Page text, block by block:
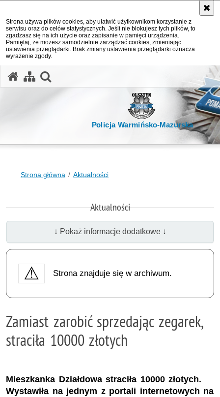
Strona używa plików cookies, aby ułatwić użytkownikom korzystanie z
serwisu oraz do celów statystycznych. Jeśli nie blokujesz tych plików, to
zgadzasz się na ich użycie oraz zapisanie w pamięci urządzenia.
Pamiętaj, że możesz samodzielnie zarządzać cookies, zmieniając
ustawienia przeglądarki. Brak zmiany ustawienia przeglądarki oznacza
wyrażenie zgody.
Policja Warmińsko-Mazurska
Strona główna Aktualności
Aktualności
↓ Pokaż informacje dodatkowe ↓
Strona znajduje się w archiwum.
Zamiast zarobić sprzedając zegarek,
straciła 10000 złotych
Mieszkanka Działdowa straciła 10000 złotych.
Wystawiła na jednym z portali internetowych na